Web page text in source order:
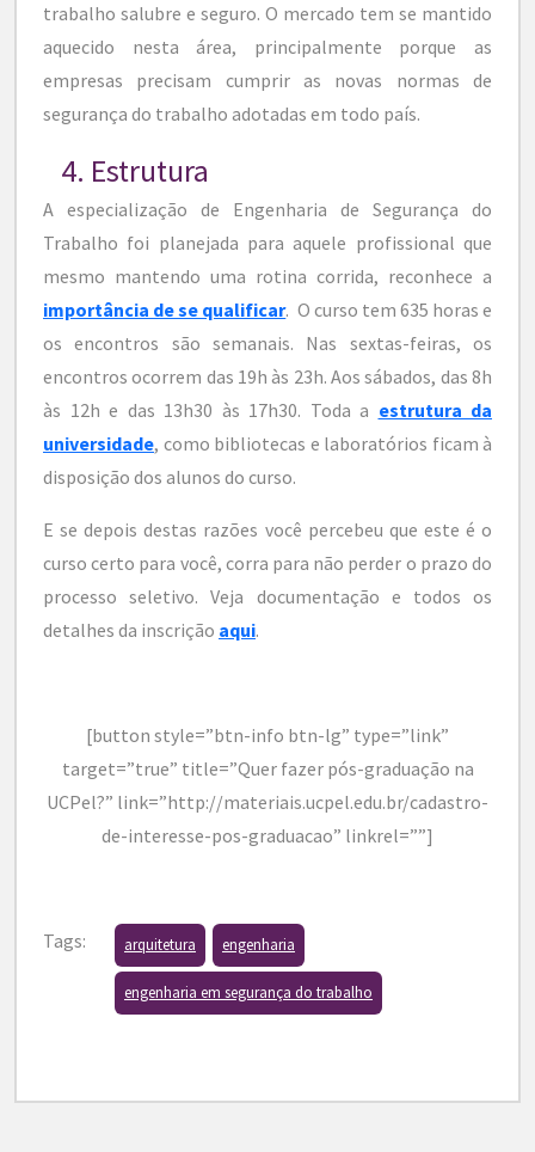
trabalho salubre e seguro. O mercado tem se mantido
aquecido nesta área, principalmente porque as
empresas precisam cumprir as novas normas de
segurança do trabalho adotadas em todo país.
4. Estrutura
A especialização de Engenharia de Segurança do
Trabalho foi planejada para aquele profissional que
mesmo mantendo uma rotina corrida, reconhece a
importância de se qualificar. O curso tem 635 horas e
os encontros são semanais. Nas sextas-feiras, os
encontros ocorrem das 19h às 23h. Aos sábados, das 8h
às 12h e das 13h30 às 17h30. Toda a estrutura da
universidade, como bibliotecas e laboratórios ficam à
disposição dos alunos do curso.
E se depois destas razões você percebeu que este é o
curso certo para você, corra para não perder o prazo do
processo seletivo. Veja documentação e todos os
detalhes da inscrição aqui.
[button style=”btn-info btn-lg” type=”link”
target=”true” title=”Quer fazer pós-graduação na
UCPel?” link=”http://materiais.ucpel.edu.br/cadastro-
de-interesse-pos-graduacao” linkrel=””]
Tags: arquitetura engenharia
engenharia em segurança do trabalho